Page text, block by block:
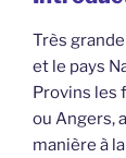
Très
et le pays
Provins les
ou Angers,
manière à